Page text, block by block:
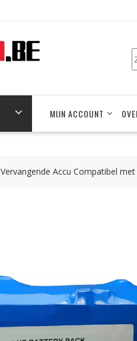
MIJN ACCOUNT
Vervangende Accu Compatibel